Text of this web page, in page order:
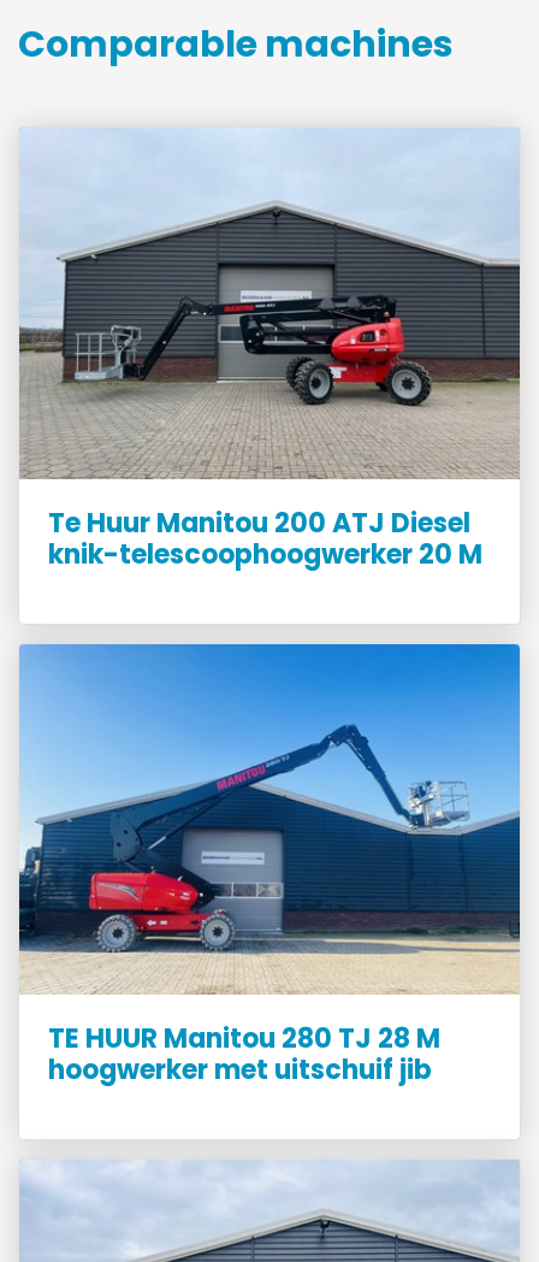
Comparable machines
Te Huur Manitou 200 ATJ Diesel
knik-telescoophoogwerker 20 M
TE HUUR Manitou 280 TJ 28 M
hoogwerker met uitschuif jib